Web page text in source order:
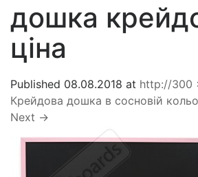
дошка
ціна
Published 08.08.2018 at http://300
Крейдова дошка в сосновій
Next →